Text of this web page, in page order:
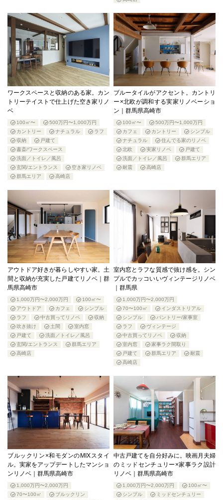
ワークスペースと収納のある家。カン
トリーテイストで仕上げた空き家リノ
ベ
100㎡〜
500万円〜1,000万円
カントリー
ナチュラル
ラフ
収納
戸建て
書斎/ワークスペース
洗面／トイレ／風呂
玄関/エントランス
空き家リノベ
群馬エリア
高崎店
ブルータイルがアクセント。カントリ
ー×北欧が調和する実家リノベーショ
ン｜群馬県高崎市
100㎡〜
500万円〜1,000万円
カフェ
カントリー
シンプル
ナチュラル
住んでる家のリノベ
北欧
実家リノベ
戸建て
洗面／トイレ／風呂
群馬エリア
耐震
高崎店
アウトドア好きが暮らしやすい家。土
間と収納が充実した戸建てリノベ｜群
馬県高崎市
1,000万円〜2,000万円
100㎡〜
アウトドア
カフェ
シンプル
ラフ
中古買ってリノベ
収納
吹き抜け
土間
室内窓
戸建て
洗面／トイレ／風呂
玄関/エントランス
群馬エリア
高崎店
室内窓とラフな質感で抜け感を。シン
プルでカッコいいヴィンテージリノベ
｜群馬県
1,000万円〜2,000万円
70〜100㎡
インダストリアル
シンプル
パントリー/家事室
ラフ
ヴィンテージ
中古買ってリノベ
収納
室内窓
家事ラク間取り
戸建て
群馬エリア
耐震
高崎店
ブルックリン×和モダンのMIXスタイ
ル。実家をアップデートしたマンショ
ンリノベ｜群馬県高崎市
1,000万円〜2,000万円
70〜100㎡
ブルックリン
中古戸建てを自分好みに。映画月夫婦
のミッドセンチュリー×家事ラク設計
リノベ｜群馬県高崎市
1,000万円〜2,000万円
100㎡〜
シンプル
ミッドセンチュリー